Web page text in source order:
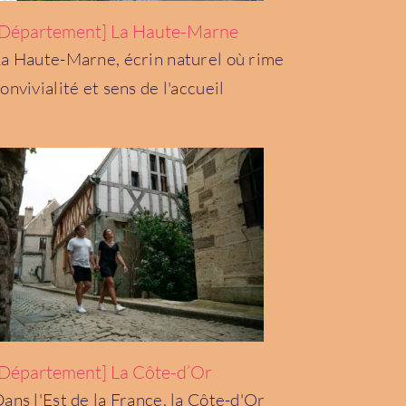
La Haute-Marne
Haute-Marne, écrin naturel où rime
et sens de l'accueil
[Département] La Côte-d’Or
Bourgogne-Franche-Comté
La Côte-d’Or
l'Est de la France, la Côte-d'Or